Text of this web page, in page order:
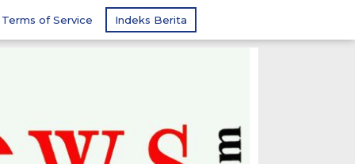
Terms of Service Indeks Berita